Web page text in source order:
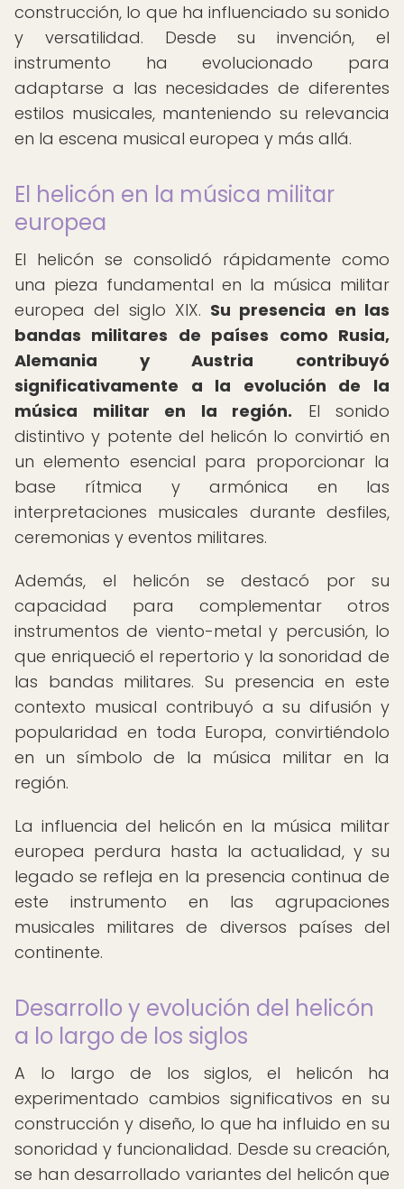
construcción, lo que ha influenciado su sonido
y versatilidad. Desde su invención, el
instrumento ha evolucionado para
adaptarse a las necesidades de diferentes
estilos musicales, manteniendo su relevancia
en la escena musical europea y más allá.
El helicón en la música militar
europea
El helicón se consolidó rápidamente como
una pieza fundamental en la música militar
europea del siglo XIX. Su presencia en las
bandas militares de países como Rusia,
Alemania y Austria contribuyó
significativamente a la evolución de la
música militar en la región. El sonido
distintivo y potente del helicón lo convirtió en
un elemento esencial para proporcionar la
base rítmica y armónica en las
interpretaciones musicales durante desfiles,
ceremonias y eventos militares.
Además, el helicón se destacó por su
capacidad para complementar otros
instrumentos de viento-metal y percusión, lo
que enriqueció el repertorio y la sonoridad de
las bandas militares. Su presencia en este
contexto musical contribuyó a su difusión y
popularidad en toda Europa, convirtiéndolo
en un símbolo de la música militar en la
región.
La influencia del helicón en la música militar
europea perdura hasta la actualidad, y su
legado se refleja en la presencia continua de
este instrumento en las agrupaciones
musicales militares de diversos países del
continente.
Desarrollo y evolución del helicón
a lo largo de los siglos
A lo largo de los siglos, el helicón ha
experimentado cambios significativos en su
construcción y diseño, lo que ha influido en su
sonoridad y funcionalidad. Desde su creación,
se han desarrollado variantes del helicón que